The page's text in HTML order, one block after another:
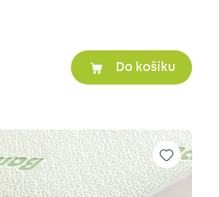
Do košíku